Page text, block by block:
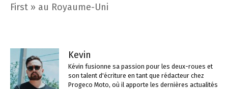
First » au Royaume-Uni
Kevin
Kévin fusionne sa passion pour les deux-roues et
son talent d'écriture en tant que rédacteur chez
Progeco Moto, où il apporte les dernières actualités